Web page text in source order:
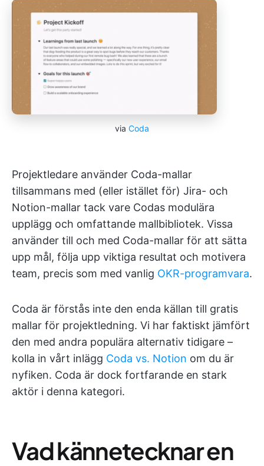
via Coda
Projektledare använder Coda-mallar
tillsammans med (eller istället för) Jira- och
Notion-mallar tack vare Codas modulära
upplägg och omfattande mallbibliotek. Vissa
använder till och med Coda-mallar för att sätta
upp mål, följa upp viktiga resultat och motivera
team, precis som med vanlig OKR-programvara.
Coda är förstås inte den enda källan till gratis
mallar för projektledning. Vi har faktiskt jämfört
den med andra populära alternativ tidigare –
kolla in vårt inlägg Coda vs. Notion om du är
nyfiken. Coda är dock fortfarande en stark
aktör i denna kategori.
Vad kännetecknar en